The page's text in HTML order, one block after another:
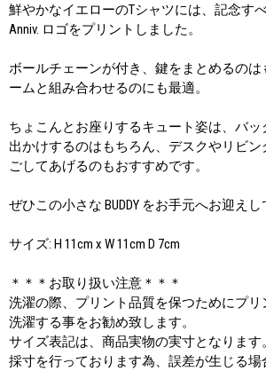
鮮やかなイエローのTシャツには、記念すべ
Anniv. ロゴをプリントしました。
ボールチェーンが付き、鍵をまとめるのは
ームと組み合わせるのにも最適。
ちょこんとお座りするキュート姿は、バ
出かけするのはもちろん、デスクやリビン
ごしてあげるのもおすすめです。
ぜひこの小さな BUDDY をお手元へお迎えし
サイズ: H 11cm x W 11cm D 7cm
＊＊＊お取り扱い注意＊＊＊
洗濯の際、プリント品質を保つためにプリ
洗濯する事をお勧め致します。
サイズ表記は、商品実物の実寸となります
採寸を行っております為、誤差が生じる場